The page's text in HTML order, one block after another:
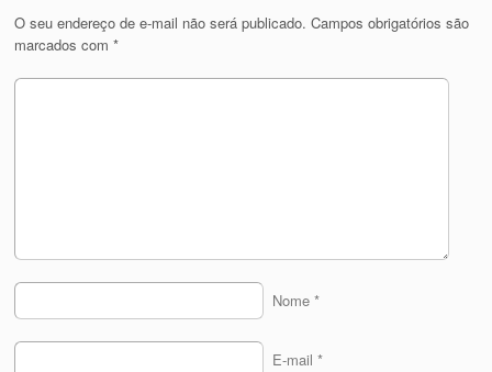
O seu endereço de e-mail não será publicado. Campos obrigatórios são
marcados com*
Nome *
E-mail *